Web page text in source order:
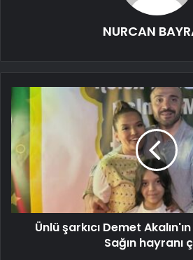
NURCAN
Ünlü şarkıcı Demet
Sağın hayranı